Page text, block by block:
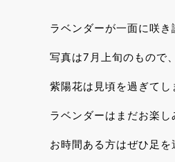
ラベンダーが一面に咲
写真は7月上旬のもので、
紫陽花は見頃を過ぎてし
ラベンダーはまだお楽し
お時間ある方はぜひ足を